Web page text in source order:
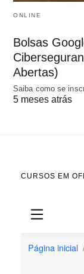
ONLINE
Bolsas
Abertas)
Saiba como se
5 meses atrás
CURSOS EM